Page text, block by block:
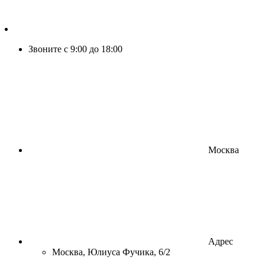
Звоните с 9:00 до 18:00
Москва
Адрес
Москва, Юлиуса Фучика, 6/2